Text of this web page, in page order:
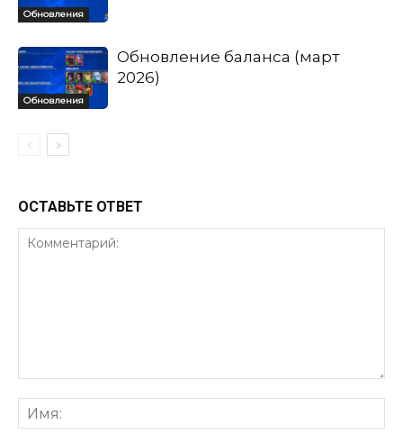
Обновления
Обновления
Обновление баланса (март
2026)
ОСТАВЬТЕ ОТВЕТ